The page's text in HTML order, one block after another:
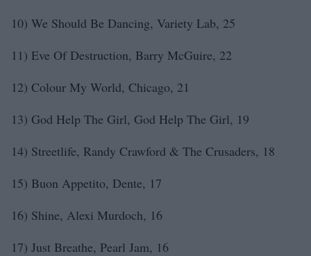
10) We Should Be Dancing, Variety Lab, 25
11) Eve Of Destruction, Barry McGuire, 22
12) Colour My World, Chicago, 21
13) God Help The Girl, God Help The Girl, 19
14) Streetlife, Randy Crawford & The Crusaders, 18
15) Buon Appetito, Dente, 17
16) Shine, Alexi Murdoch, 16
17) Just Breathe, Pearl Jam, 16